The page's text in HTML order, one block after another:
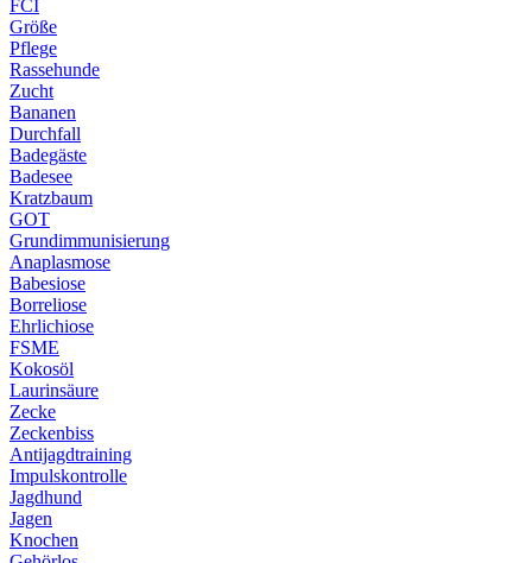
FCI
Größe
Pflege
Rassehunde
Zucht
Bananen
Durchfall
Badegäste
Badesee
Kratzbaum
GOT
Grundimmunisierung
Anaplasmose
Babesiose
Borreliose
Ehrlichiose
FSME
Kokosöl
Laurinsäure
Zecke
Zeckenbiss
Antijagdtraining
Impulskontrolle
Jagdhund
Jagen
Knochen